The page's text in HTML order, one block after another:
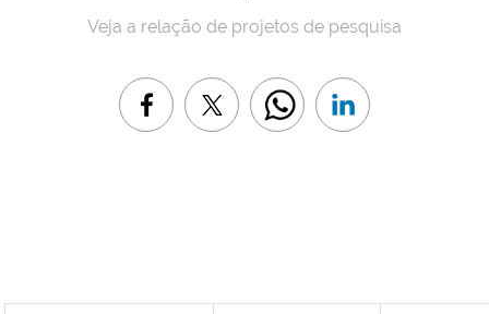
Veja a relação de projetos de pesquisa